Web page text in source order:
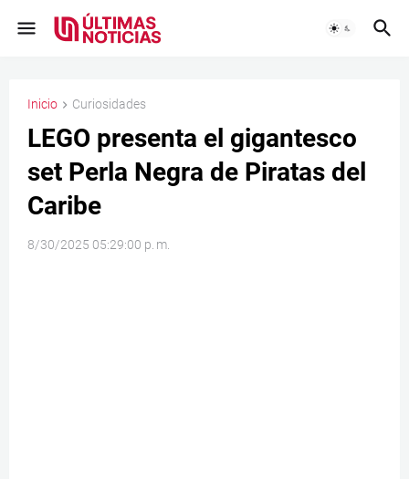
Inicio Curiosidades
LEGO presenta el gigantesco
set Perla Negra de Piratas del
Caribe
8/30/2025 05:29:00 p. m.